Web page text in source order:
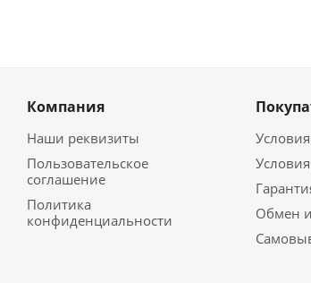
Компания
Наши реквизиты
Пользовательское
соглашение
Политика
конфиденциальности
Обмен